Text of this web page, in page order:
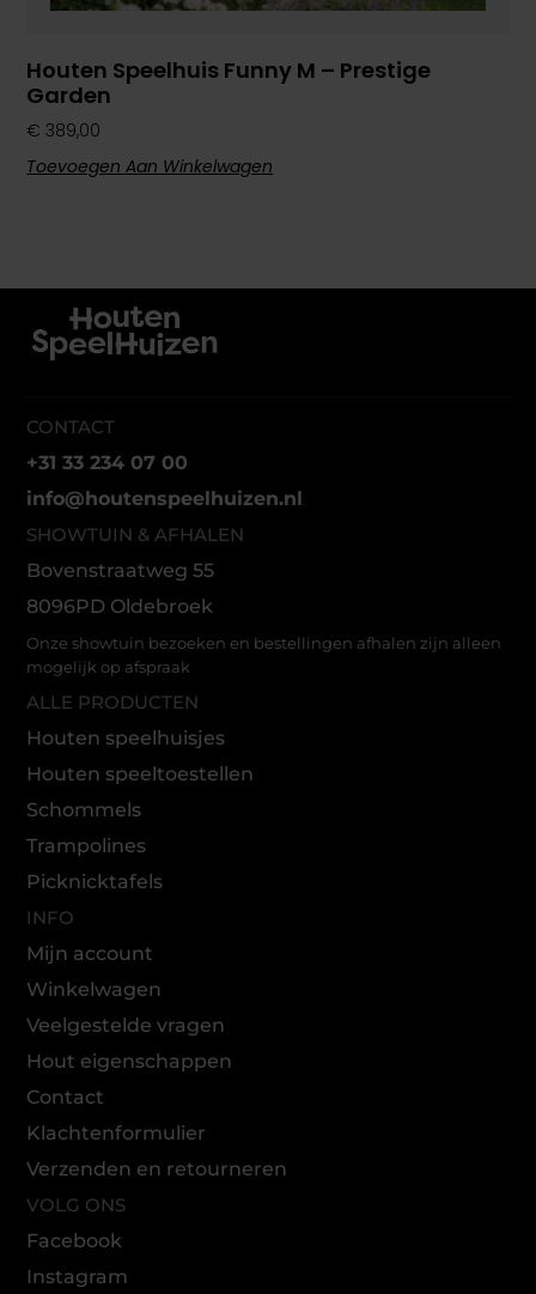
Houten Speelhuis Funny M – Prestige
Garden
€ 389,00
Toevoegen Aan Winkelwagen
CONTACT
+31 33 234 07 00
info@houtenspeelhuizen.nl
SHOWTUIN & AFHALEN
Bovenstraatweg 55
8096PD Oldebroek
Onze showtuin bezoeken en bestellingen afhalen zijn alleen
mogelijk op afspraak
ALLE PRODUCTEN
Houten speelhuisjes
Houten speeltoestellen
Schommels
Trampolines
Picknicktafels
INFO
Mijn account
Winkelwagen
Veelgestelde vragen
Hout eigenschappen
Contact
Klachtenformulier
Verzenden en retourneren
VOLG ONS
Facebook
Instagram